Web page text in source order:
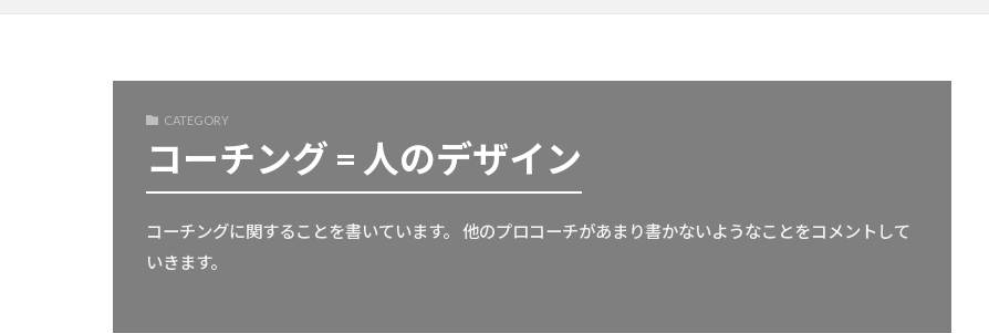
CATEGORY
コーチング = 人のデザイン
コーチングに関することを書いています。 他のプロコーチがあまり書かないようなことをコメントして
いきます。
プロジェクトマネジメント